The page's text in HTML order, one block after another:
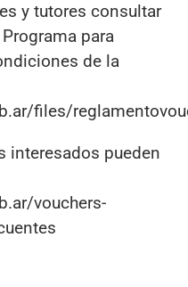
y tutores consultar
para
de la
files/
interesados pueden
vouchers-